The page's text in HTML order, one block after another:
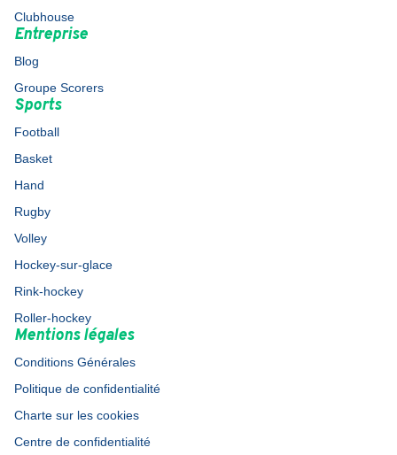
Clubhouse
Entreprise
Blog
Groupe Scorers
Sports
Football
Basket
Hand
Rugby
Volley
Hockey-sur-glace
Rink-hockey
Roller-hockey
Mentions légales
Conditions Générales
Politique de confidentialité
Charte sur les cookies
Centre de confidentialité